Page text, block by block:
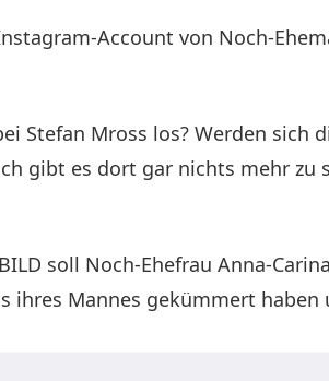
Account von Noch-
Stefan Mross los? Werden sich
gibt es dort gar nichts mehr zu
soll Noch-Ehefrau Anna-
Mannes gekümmert haben